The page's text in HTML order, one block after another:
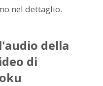
nel dettaglio.
della
di